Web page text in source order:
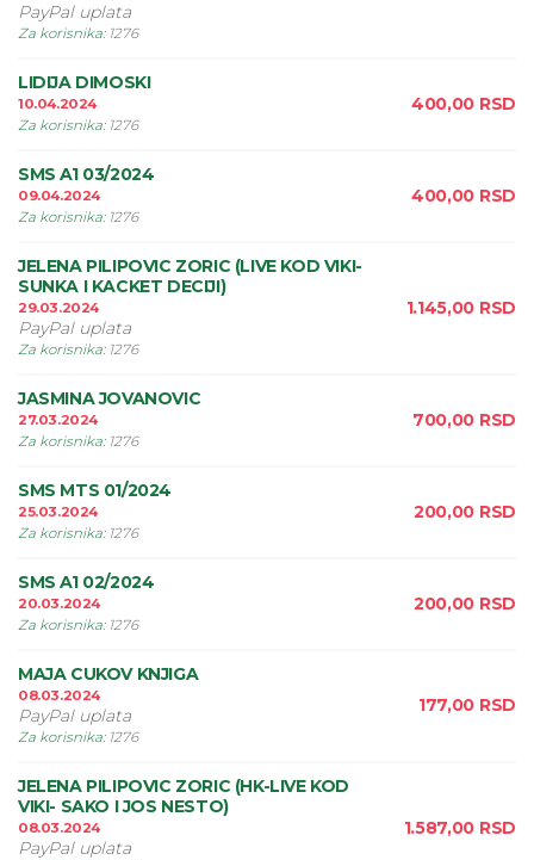
PayPal uplata
Za korisnika: 1276
LIDIJA DIMOSKI
10.04.2024
Za korisnika: 1276
400,00 RSD
SMS A1 03/2024
09.04.2024
Za korisnika: 1276
400,00 RSD
JELENA PILIPOVIC ZORIC (LIVE KOD VIKI-
SUNKA I KACKET DECIJI)
29.03.2024
PayPal uplata
Za korisnika: 1276
1.145,00 RSD
JASMINA JOVANOVIC
27.03.2024
Za korisnika: 1276
700,00 RSD
SMS MTS 01/2024
25.03.2024
Za korisnika: 1276
200,00 RSD
SMS A1 02/2024
20.03.2024
Za korisnika: 1276
200,00 RSD
MAJA CUKOV KNJIGA
08.03.2024
PayPal uplata
Za korisnika: 1276
177,00 RSD
JELENA PILIPOVIC ZORIC (HK-LIVE KOD
VIKI- SAKO I JOS NESTO)
08.03.2024
PayPal uplata
1.587,00 RSD